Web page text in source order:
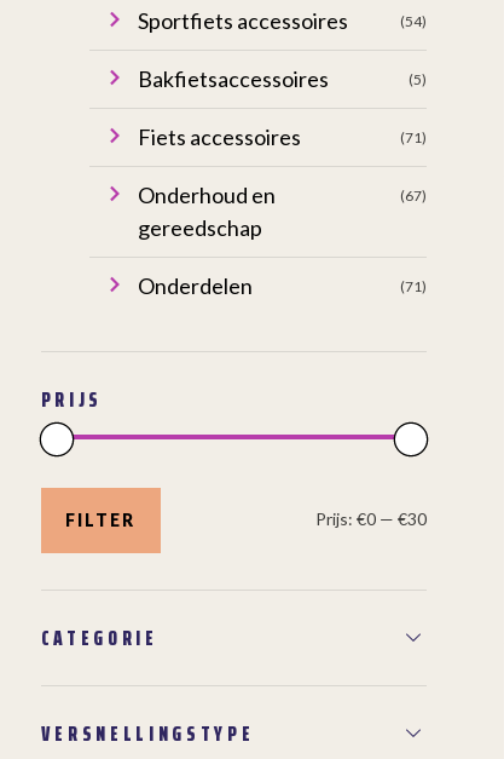
Sportfiets accessoires (54)
Bakfietsaccessoires (5)
Fiets accessoires (71)
Onderhoud en
gereedschap
(67)
Onderdelen (71)
PRIJS
Min.
prijs
Max.
prijs
FILTER Prijs: €0— €30
CATEGORIE
VERSNELLINGSTYPE